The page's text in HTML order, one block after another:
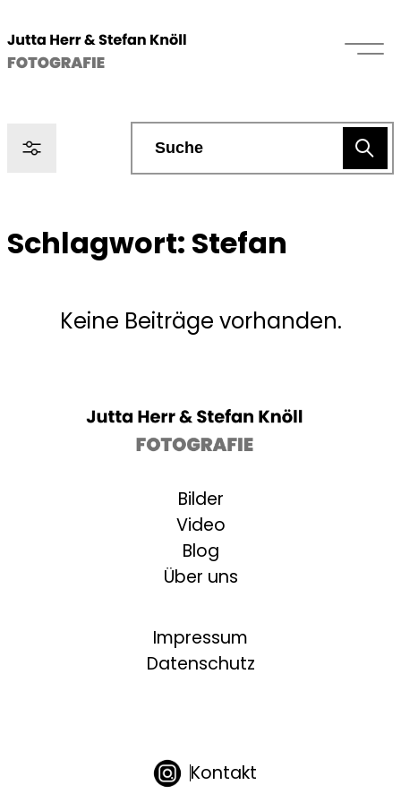
Schlagwort: Stefan
Keine Beiträge vorhanden.
Bilder
Video
Blog
Über uns
Impressum
Datenschutz
Kontakt